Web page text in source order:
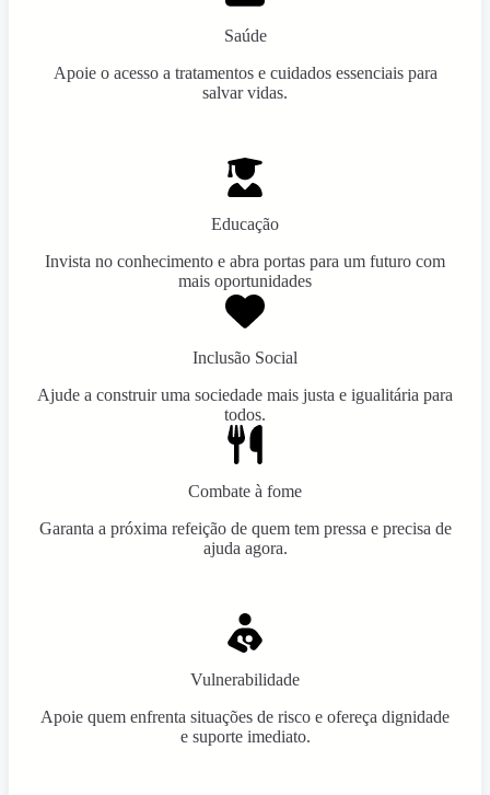
Saúde
Apoie o acesso a tratamentos e cuidados essenciais para
salvar vidas.
Educação
Invista no conhecimento e abra portas para um futuro com
mais oportunidades
Inclusão Social
Ajude a construir uma sociedade mais justa e igualitária para
todos.
Combate à fome
Garanta a próxima refeição de quem tem pressa e precisa de
ajuda agora.
Vulnerabilidade
Apoie quem enfrenta situações de risco e ofereça dignidade
e suporte imediato.